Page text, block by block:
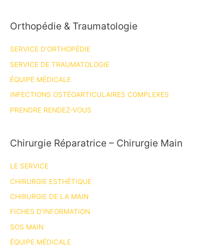
Orthopédie & Traumatologie
SERVICE D’ORTHOPÉDIE
SERVICE DE TRAUMATOLOGIE
ÉQUIPE MÉDICALE
INFECTIONS OSTÉOARTICULAIRES COMPLEXES
PRENDRE RENDEZ-VOUS
Chirurgie Réparatrice – Chirurgie Main
LE SERVICE
CHIRURGIE ESTHÉTIQUE
CHIRURGIE DE LA MAIN
FICHES D’INFORMATION
SOS MAIN
ÉQUIPE MÉDICALE